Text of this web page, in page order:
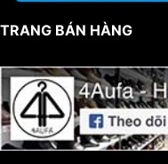
TRANG BÁN HÀNG